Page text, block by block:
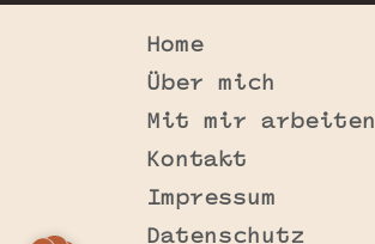
Home
Über mich
Mit mir arbeiten
Kontakt
Impressum
Datenschutz